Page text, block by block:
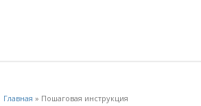
Главная » Пошаговая инструкция